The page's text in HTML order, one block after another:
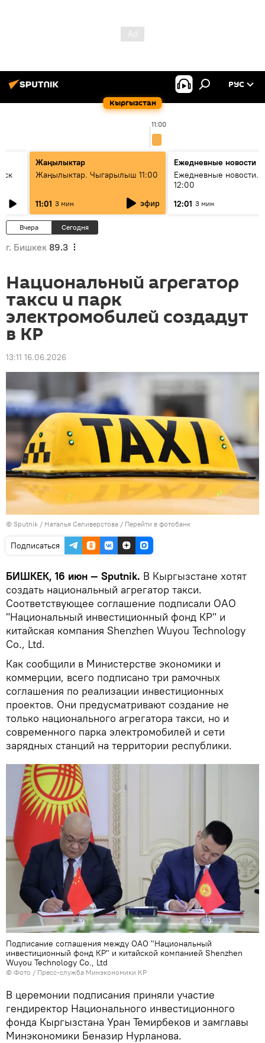
Кыргызстан
РУС
11:00
Жаңылыктар
Жаңылыктар. Чыгарылыш 11:00
11:01 3 мин эфир
Ежедневные новости
Ежедневные новости.
12:00
12:01 3 мин
Вчера Сегодня
г. Бишкек 89.3
Национальный агрегатор
такси и парк
электромобилей создадут
в КР
13:11 16.06.2026
© Sputnik / Наталья Селиверстова / Перейти в фотобанк
Подписаться
БИШКЕК, 16 июн — Sputnik. В Кыргызстане хотят
создать национальный агрегатор такси.
Соответствующее соглашение подписали ОАО
"Национальный инвестиционный фонд КР" и
китайская компания Shenzhen Wuyou Technology
Co., Ltd.
Как сообщили в Министерстве экономики и
коммерции, всего подписано три рамочных
соглашения по реализации инвестиционных
проектов. Они предусматривают создание не
только национального агрегатора такси, но и
современного парка электромобилей и сети
зарядных станций на территории республики.
Подписание соглашения между ОАО "Национальный
инвестиционный фонд КР" и китайской компанией Shenzhen
Wuyou Technology Co., Ltd
© Фото / Пресс-служба Минэкономики КР
В церемонии подписания приняли участие
гендиректор Национального инвестиционного
фонда Кыргызстана Уран Темирбеков и замглавы
Минэкономики Беназир Нурланова.